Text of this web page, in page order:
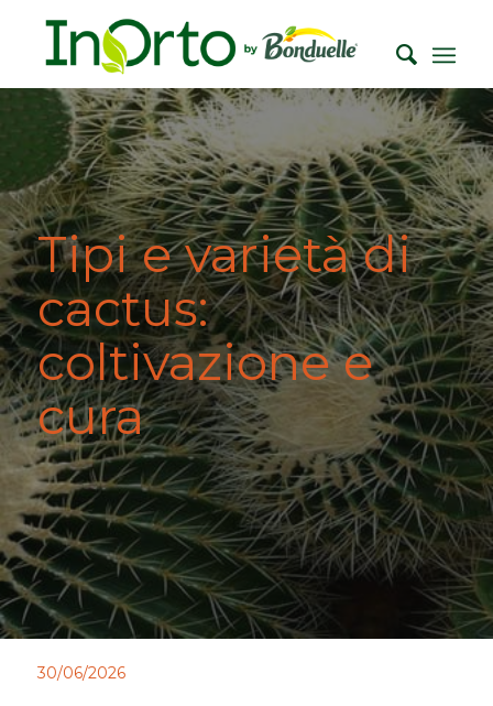
Tipi e varietà di
cactus:
coltivazione e
cura
30/06/2026